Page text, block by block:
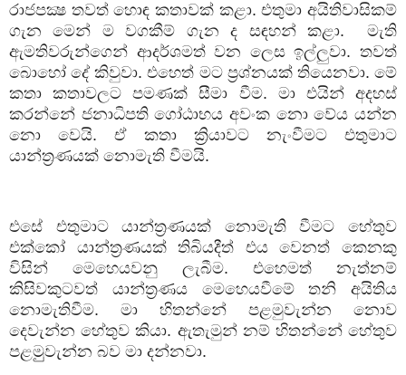
රාජපක්‍ෂ තවත් හොඳ කතාවක් කළා. එතුමා අයිතිවාසිකම්
ගැන මෙන් ම වගකීම් ගැන ද සඳහන් කළා.
මැති
ඇමතිවරුන්ගෙන් ආදර්ශමත් වන ලෙස ඉල්ලුවා. තවත්
බොහෝ දේ කිවුවා. එහෙත් මට ප්‍රශ්නයක් තියෙනවා. මේ
කතා කතාවලට පමණක් සීමා වීම. මා එයින් අදහස්
කරන්නේ ජනාධිපති ගෝඨාභය අවංක නො වේය යන්න
නො වෙයි. ඒ කතා ක්‍රියාවට නැංවීමට එතුමාට
යාන්ත්‍රණයක් නොමැති වීමයි.
එසේ එතුමාට යාන්ත්‍රණයක් නොමැති වීමට හේතුව
එක්කෝ යාන්ත්‍රණයක් තිබියදීත් එය වෙනත් කෙනකු
විසින් මෙහෙයවනු ලැබීම. එහෙමත් නැත්නම්
කිසිවකුටවත් යාන්ත්‍රණය මෙහෙයවීමේ තනි අයිතිය
නොමැතිවීම. මා හිතන්නේ පළමුවැන්න නොව
දෙවැන්න හේතුව කියා. ඇතැමුන් නම් හිතන්නේ හේතුව
පළමුුවැන්න බව මා දන්නවා.